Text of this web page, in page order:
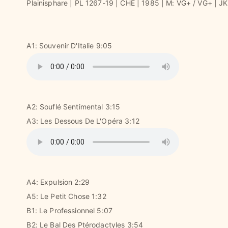
Plainisphare | PL 1267-19 | CHE | 1985 | M: VG+ / VG+ |
A1: Souvenir D'Italie 9:05
A2: Souflé Sentimental 3:15
A3: Les Dessous De L'Opéra 3:12
A4: Expulsion 2:29
A5: Le Petit Chose 1:32
B1: Le Professionnel 5:07
B2: Le Bal Des Ptérodactyles 3:54